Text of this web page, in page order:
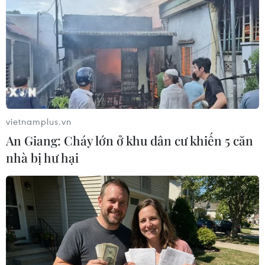
Đồng, đã bắt được đối tượng Trần Văn Trịnh bỏ trốn
trong khi chấp hành án phạt tù, tại vùng giáp ranh giữa
địa phận hai tỉnh Lâm Đồng và Bình Thuận.
vietnamplus.vn
An Giang: Cháy lớn ở khu dân cư khiến 5 căn
nhà bị hư hại